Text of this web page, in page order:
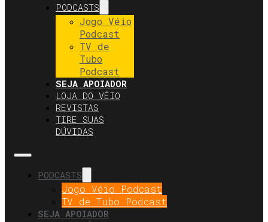
PODCASTS
Jogo Véio
Podcast
TV de
Tubo
Podcast
SEJA APOIADOR
LOJA DO VÉIO
REVISTAS
TIRE SUAS
DÚVIDAS
PODCASTS
Jogo Véio Podcast
TV de Tubo Podcast
SEJA APOIADOR